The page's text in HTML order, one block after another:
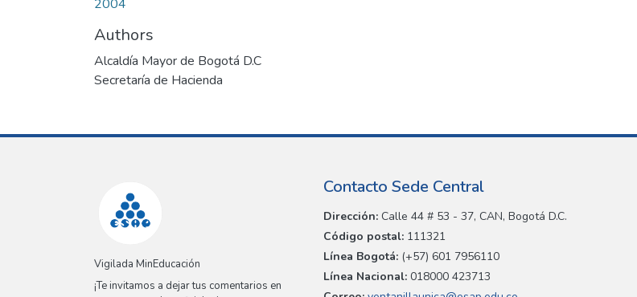
2004
Authors
Alcaldía Mayor de Bogotá D.C
Secretaría de Hacienda
Vigilada MinEducación
¡Te invitamos a dejar tus comentarios en
Contacto Sede Central
Dirección: Calle 44 # 53 - 37, CAN, Bogotá D.C.
Código postal: 111321
Línea Bogotá: (+57) 601 7956110
Línea Nacional: 018000 423713